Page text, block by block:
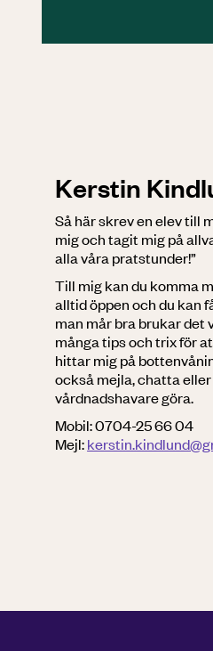
Kerstin
Så här skrev en elev till
mig och tagit mig på
alla våra pratstunder!”
Till mig kan du komma
alltid öppen och du kan
man mår bra brukar det
många tips och trix för
hittar mig på
också mejla, chatta
vårdnadshavare göra.
Mobil: 0704-25 66 04
Mejl: